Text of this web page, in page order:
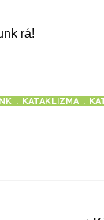
rá!
KATAKLIZMA